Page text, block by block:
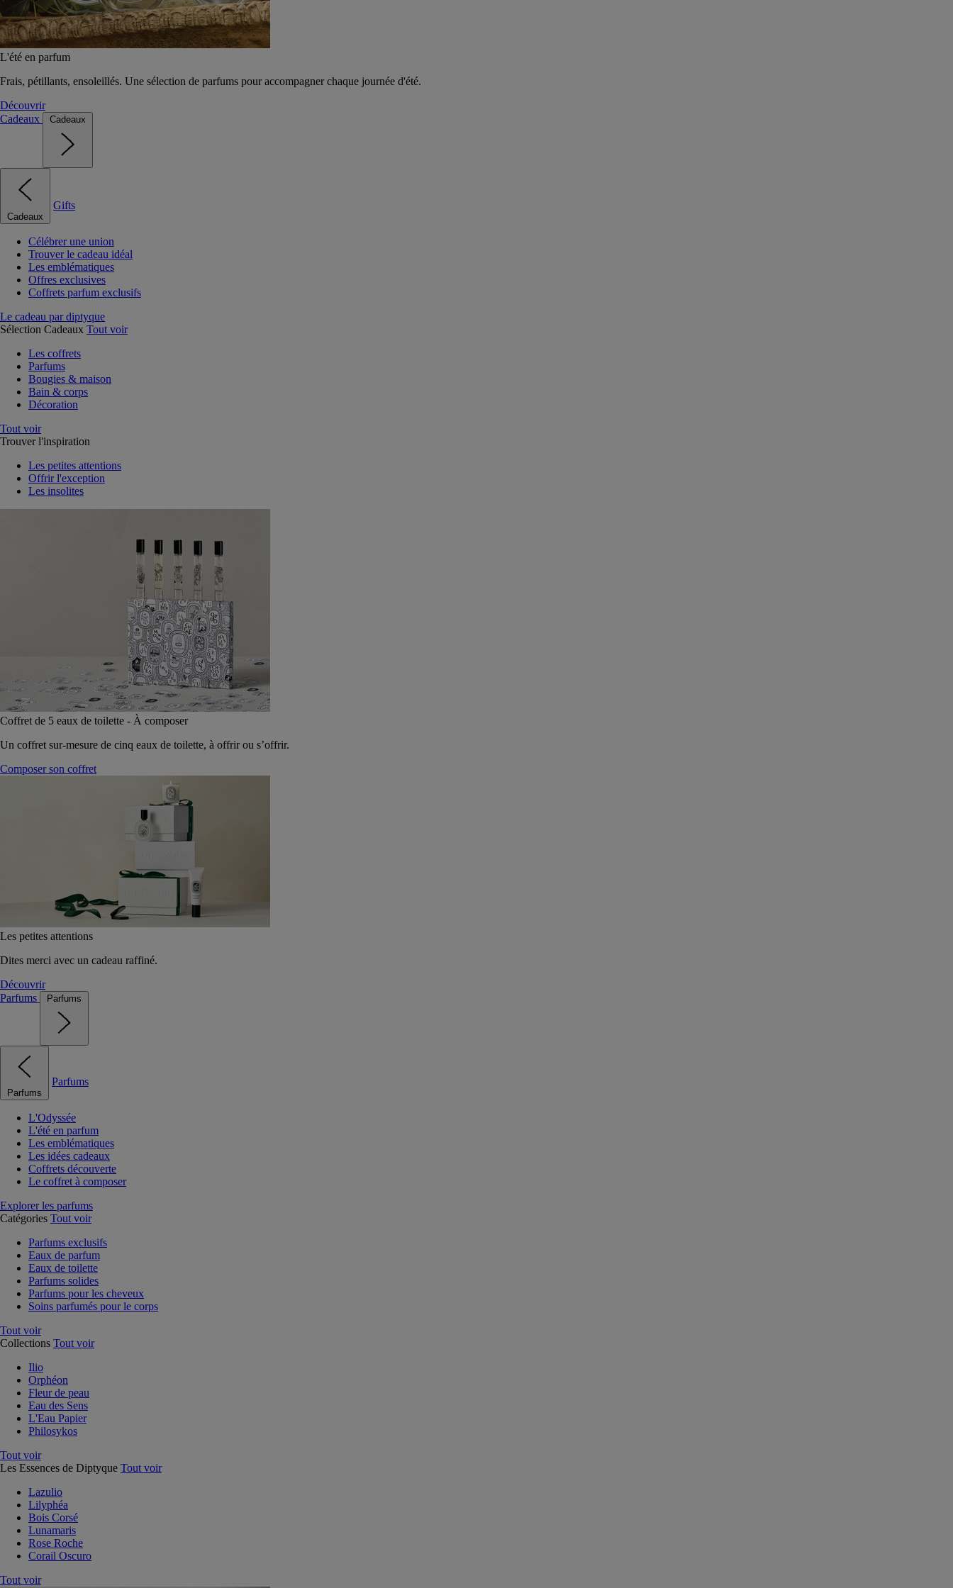
L'été en parfum
Frais, pétillants, ensoleillés. Une sélection de parfums pour accompagner chaque journée d'été.
Découvrir
Cadeaux
Cadeaux
Cadeaux
Gifts
Célébrer une union
Trouver le cadeau idéal
Les emblématiques
Offres exclusives
Coffrets parfum exclusifs
Le cadeau par diptyque
Sélection Cadeaux Tout voir
Les coffrets
Parfums
Bougies & maison
Bain & corps
Décoration
Tout voir
Trouver l'inspiration
Les petites attentions
Offrir l'exception
Les insolites
Coffret de 5 eaux de toilette - À composer
Un coffret sur-mesure de cinq eaux de toilette, à offrir ou s’offrir.
Composer son coffret
Les petites attentions
Dites merci avec un cadeau raffiné.
Découvrir
Parfums
Parfums
Parfums
Parfums
L'Odyssée
L'été en parfum
Les emblématiques
Les idées cadeaux
Coffrets découverte
Le coffret à composer
Explorer les parfums
Catégories Tout voir
Parfums exclusifs
Eaux de parfum
Eaux de toilette
Parfums solides
Parfums pour les cheveux
Soins parfumés pour le corps
Tout voir
Collections Tout voir
Ilio
Orphéon
Fleur de peau
Eau des Sens
L'Eau Papier
Philosykos
Tout voir
Les Essences de Diptyque Tout voir
Lazulio
Lilyphéa
Bois Corsé
Lunamaris
Rose Roche
Corail Oscuro
Tout voir